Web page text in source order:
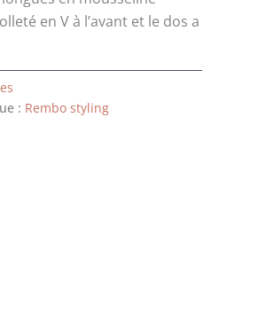
en V à l’avant et le dos a
: Rembo styling